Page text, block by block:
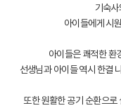
기숙
아이들에게 시
아이들은 쾌적한 환
선생님과 아이들 역시 한결
또한 원활한 공기 순환으로